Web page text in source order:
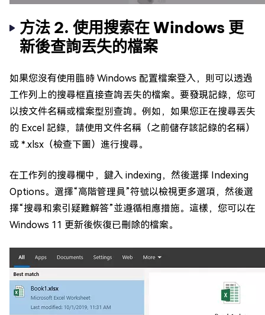
方法 2. 使用搜索在 Windows 更
新後查詢丟失的檔案
如果您沒有使用臨時 Windows 配置檔案登入，則可以透過
工作列上的搜尋框直接查詢丟失的檔案。要發現記錄，您可
以按文件名稱或檔案型別查詢。例如，如果您正在搜尋丟失
的 Excel 記錄，請使用文件名稱（之前儲存該記錄的名稱）
或 *.xlsx（檢查下圖）進行搜尋。
在工作列的搜尋欄中，鍵入 indexing，然後選擇 Indexing
Options。選擇“高階管理員”符號以檢視更多選項，然後選
擇“搜尋和索引疑難解答”並遵循相應措施。這樣，您可以在
Windows 11 更新後恢復已刪除的檔案。